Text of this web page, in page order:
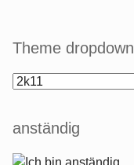
Theme dropdown
anständig